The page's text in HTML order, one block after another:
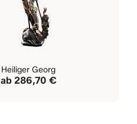
Heiliger Georg
ab 286,70 €